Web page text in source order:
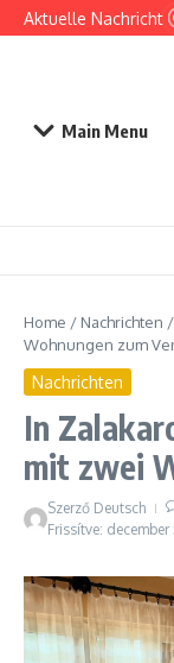
Aktuelle Nachricht
Main Menu
Home / Nachrichten /
Wohnungen zum
Nachrichten
In
mit zwei
Szerző Deutsch
Frissítve: